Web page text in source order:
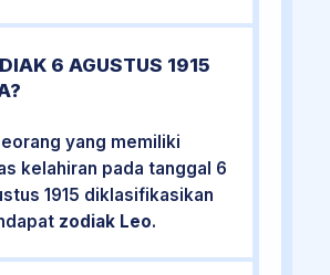
6 AGUSTUS 1915
yang memiliki
kelahiran pada tanggal 6
1915 diklasifikasikan
zodiak Leo.